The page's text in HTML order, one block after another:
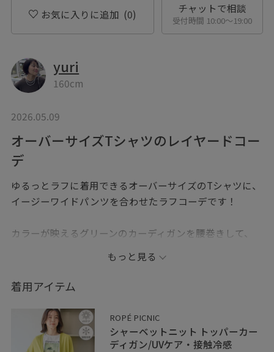
お気に入りに追加 (0) チャットで相談
受付時間 10:00〜19:00
yuri
160cm
2026.05.09
オーバーサイズTシャツのレイヤードコー
デ
ゆるっとラフに着用できるオーバーサイズのTシャツに、
イージーワイドパンツを合わせたラフコーデです！
カラーが映えるグリーンのカーディガンを腰巻きして、
夏のお出かけにもおすすめのトレンドカジュアルコーデ
です！
Instagramも配信中です！！
もっと見る
着用アイテム
ROPÉ PICNIC
シャーベットニット トッパーカー
ディガン/UVケア・接触冷感